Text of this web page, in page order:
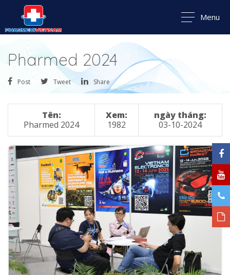
Menu
Pharmed 2024
Post Tweet Share
Tên:
Pharmed 2024
Xem:
1982
ngày tháng:
03-10-2024